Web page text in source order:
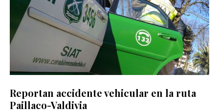
Reportan accidente vehicular en la ruta
Paillaco-Valdivia